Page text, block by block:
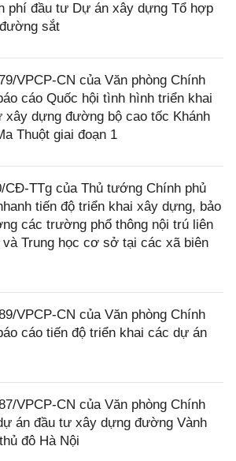
phí đầu tư Dự án xây dựng Tổ hợp
sắt
VPCP-CN của Văn phòng Chính
cáo Quốc hội tình hình triển khai
xây dựng đường bộ cao tốc Khánh
Thuột giai đoạn 1
CĐ-TTg của Thủ tướng Chính phủ
tiến độ triển khai xây dựng, bảo
các trường phổ thông nội trú liên
và Trung học cơ sở tại các xã biên
VPCP-CN của Văn phòng Chính
cáo tiến độ triển khai các dự án
VPCP-CN của Văn phòng Chính
án đầu tư xây dựng đường Vành
đô Hà Nội